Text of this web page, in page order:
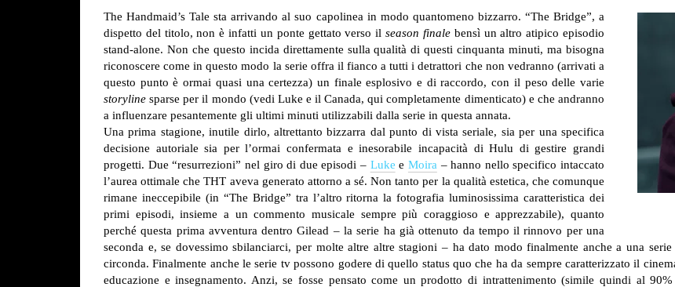
The Handmaid’s Tale sta arrivando al suo capolinea in modo quantomeno bizzarro. “The Bridge”, a
dispetto del titolo, non è infatti un ponte gettato verso ilseason finale bensì un altro atipico episodio
stand-alone. Non che questo incida direttamente sulla qualità di questi cinquanta minuti, ma bisogna
riconoscere come in questo modo la serie offra il fianco a tutti i detrattori che non vedranno (arrivati a
questo punto è ormai quasi una certezza) un finale esplosivo e di raccordo, con il peso delle varie
storyline sparse per il mondo (vedi Luke e il Canada, qui completamente dimenticato) e che andranno
a influenzare pesantemente gli ultimi minuti utilizzabili dalla serie in questa annata.
Una prima stagione, inutile dirlo, altrettanto bizzarra dal punto di vista seriale, sia per una specifica
decisione autoriale sia per l’ormai confermata e inesorabile incapacità di Hulu di gestire grandi
progetti. Due “resurrezioni” nel giro di due episodi – Luke e Moira – hanno nello specifico intaccato
l’aurea ottimale che THT aveva generato attorno a sé. Non tanto per la qualità estetica, che comunque
rimane ineccepibile (in “The Bridge” tra l’altro ritorna la fotografia luminosissima caratteristica dei
primi episodi, insieme a un commento musicale sempre più coraggioso e apprezzabile), quanto
perché questa prima avventura dentro Gilead – la serie ha già ottenuto da tempo il rinnovo per una
seconda e, se dovessimo sbilanciarci, per molte altre altre stagioni – ha dato modo finalmente anche a una
circonda. Finalmente anche le serie tv possono godere di quello status quo che ha da sempre caratterizzato il
educazione e insegnamento. Anzi, se fosse pensato come un prodotto di intrattenimento (simile quindi al